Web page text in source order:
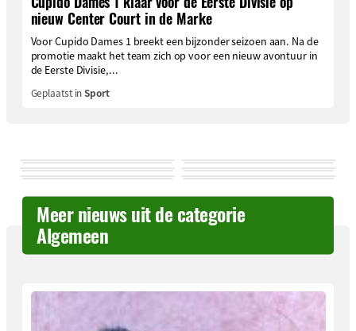
nieuw Center Court in de Marke
Voor Cupido Dames 1 breekt een bijzonder seizoen aan. Na de
promotie maakt het team zich op voor een nieuw avontuur in
de Eerste Divisie,...
Geplaatst inSport
Meer nieuws uit de categorie
Algemeen